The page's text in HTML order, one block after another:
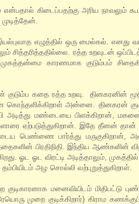
கிடைப்பதற்கு அரிய நாவலும்
எழுத்தில் ஒரு மைல்கல். எனது
ரத்த உறவுடன்
காரணமாக குடும்பம்
குடும்ப கதை ரத்த உறவு. தினகரனின்
அன்னை. தினகரன்
அடித்து மண்டையை பிளக்கிறான்,
ஏற்படுத்துகிறான். இதே தீனன்
பெண்ணை பார்த்து மருகுகிறான்,
பிரதிநிதி. இந்திய
ஓட விரட்டி அடித்தாலும், முகத்தில்
அழ சொல்லி வற்புறுத்துகிறாள்.
மனைவியிடம் மிதிபட்டு
முறை குடிக்கிறார்) கிராம